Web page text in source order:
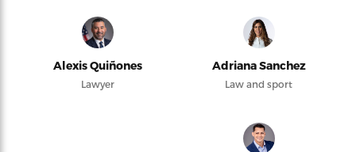
Alexis Quiñones
Lawyer
Adriana Sanchez
Law and sport